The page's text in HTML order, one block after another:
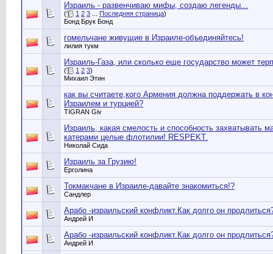
Израиль - развенчиваю мифы, создаю легенды...
( 1 2 3 Последняя страница)
Бонд Брук Бонд
гомельчане живущие в Израиле-объединяйтесь!
лилия тукм
Израиль-Газа, или сколько еще государство может
( 1 2 3)
Михаил Этин
как вы считаете,кого Армения должна поддержать в
Израилем и турцией?
TIGRAN Giv
Израиль, какая смелость и способность захватывать
катерами целые флотилии! RESPEKT.
Николай Сида
Израиль за Грузию!
Ерголина
Токмакчане в Израиле-давайте знакомиться!?
Сандлер
Арабо -израильский конфликт.Как долго он
Андрей И
Арабо -израильский конфликт.Как долго он
Андрей И